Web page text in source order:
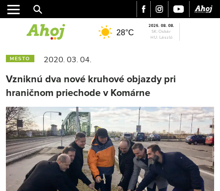
28°C
2026. 08. 08.
SK: Oskár
HU: László
MESTO 2020. 03. 04.
Vzniknú dva nové kruhové objazdy pri
hraničnom priechode v Komárne